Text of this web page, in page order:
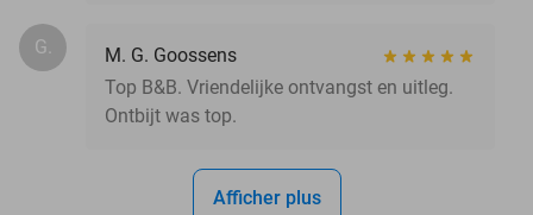
G.
M. G. Goossens
Top B&B. Vriendelijke ontvangst en uitleg.
Ontbijt was top.
Afficher plus